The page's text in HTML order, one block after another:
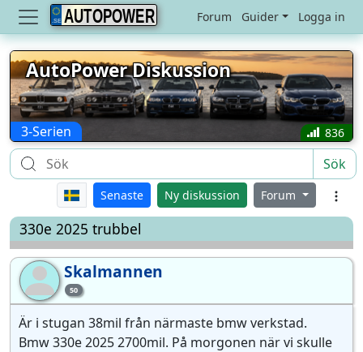
AUTOPOWER Forum Guider Logga in
AutoPower Diskussion
3-Serien 836
Sök
Senaste Ny diskussion Forum
330e 2025 trubbel
Sk 50
Skalmannen
Är i stugan 38mil från närmaste bmw verkstad.
Bmw 330e 2025 2700mil. På morgonen när vi skulle